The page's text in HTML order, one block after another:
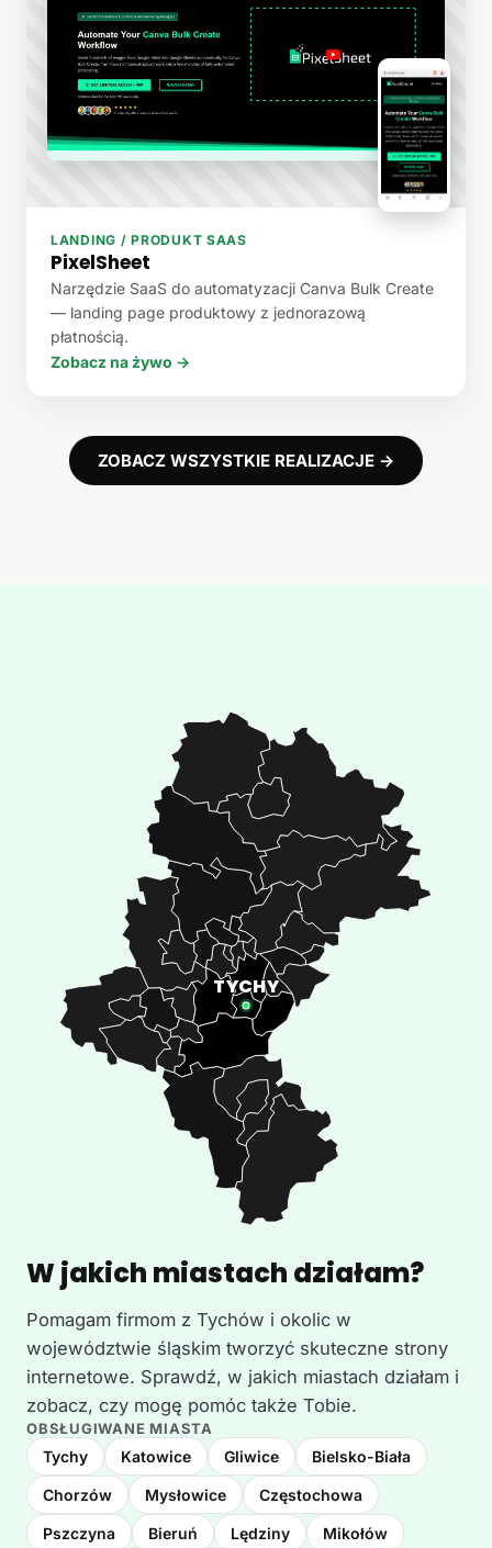
LANDING / PRODUKT SAAS
PixelSheet
Narzędzie SaaS do automatyzacji Canva Bulk Create
— landing page produktowy z jednorazową
płatnością.
Zobacz na żywo →
ZOBACZ WSZYSTKIE REALIZACJE →
W jakich miastach działam?
Pomagam firmom z Tychów i okolic w
województwie śląskim tworzyć skuteczne strony
internetowe. Sprawdź, w jakich miastach działam i
zobacz, czy mogę pomóc także Tobie.
OBSŁUGIWANE MIASTA
Tychy Katowice Gliwice Bielsko-Biała
Chorzów Mysłowice Częstochowa
Pszczyna Bieruń Lędziny Mikołów